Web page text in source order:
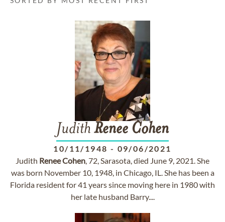
Judith Renee Cohen
10/11/1948 - 09/06/2021
Judith ReneeCohen, 72, Sarasota, died June 9, 2021. She
was born November 10, 1948, in Chicago, IL. She has been a
Florida resident for 41 years since moving here in 1980 with
her late husband Barry....